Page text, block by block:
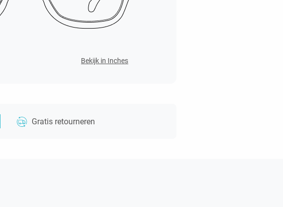
Bekijk in Inches
Gratis retourneren